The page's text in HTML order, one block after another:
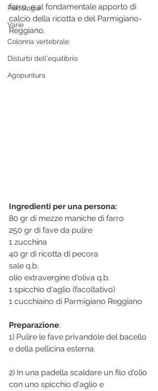
Psicologia
Varie
Colonna vertebrale
Disturbi dell'equilibrio
Agopuntura
farro, e al fondamentale apporto di
calcio della ricotta e del Parmigiano-
Reggiano.
Ingredienti per una persona:
80 gr di mezze maniche di farro
250 gr di fave da pulire
1 zucchina
40 gr di ricotta di pecora
sale q.b.
olio extravergine d'oliva q.b.
1 spicchio d'aglio (facoltativo)
1 cucchiaino di Parmigiano Reggiano
Preparazione:
1) Pulire le fave privandole del bacello
e della pellicina esterna.
2) In una padella scaldare un filo d'olio
con uno spicchio d'aglio e